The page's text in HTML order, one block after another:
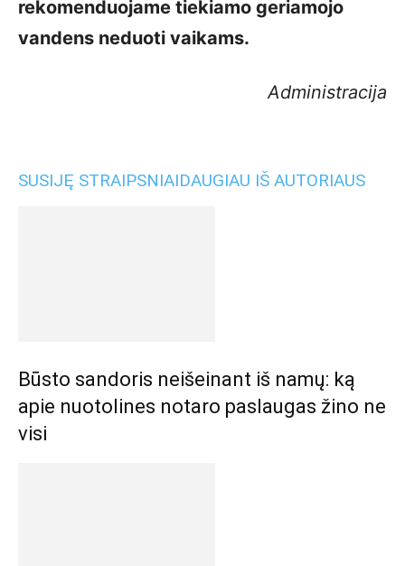
rekomenduojame tiekiamo geriamojo
vandens neduoti vaikams.
Administracija
SUSIJĘ STRAIPSNIAIDAUGIAU IŠ AUTORIAUS
Būsto sandoris neišeinant iš namų: ką
apie nuotolines notaro paslaugas žino ne
visi